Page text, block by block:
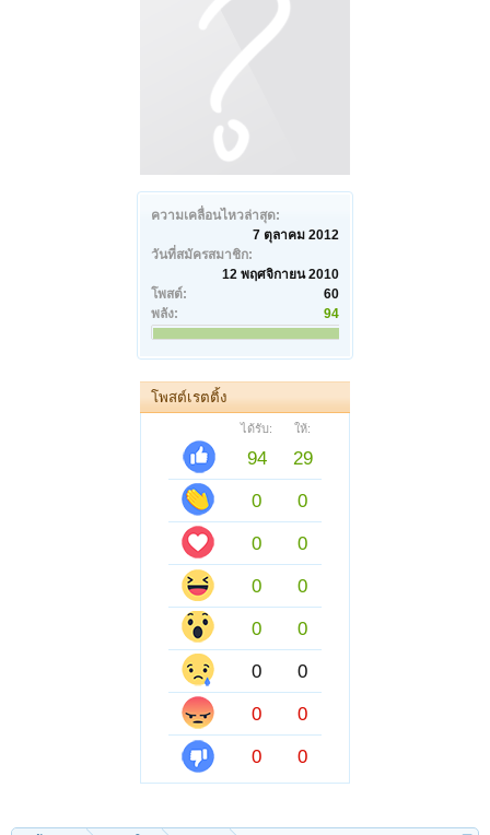
ความเคลื่อนไหวล่าสุด:
7 ตุลาคม 2012
วันที่สมัครสมาชิก:
12 พฤศจิกายน 2010
โพสต์:
60
พลัง:
94
โพสต์เรตติ้ง
ได้รับ: ให้:
94
29
0
0
0
0
0
0
0
0
0
0
0
0
0
0